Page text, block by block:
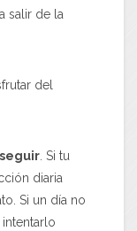
salir de la
del
. Si tu
diaria
Si un día no